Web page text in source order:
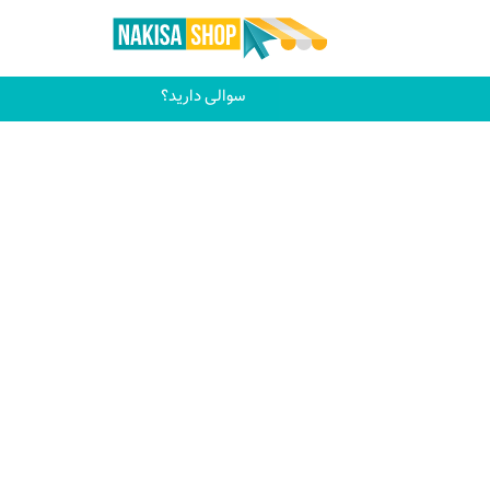
سوالی دارید؟